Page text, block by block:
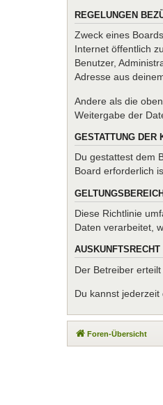
REGELUNGEN
Zweck eines
Internet öffentlich
Benutzer,
Adresse aus
Andere als die
Weitergabe der
GESTATTUNG DER
Du gestattest dem
Board erforderlich
Diese Richtlinie
Daten verarbeitet,
AUSKUNFTSRECHT
Der Betreiber
Du kannst
Foren-Übersicht